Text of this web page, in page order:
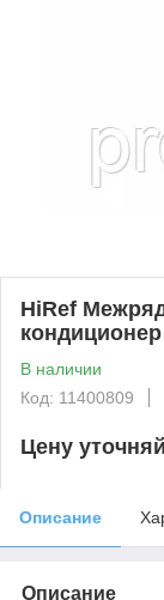
HiRef
В наличии
Код: 11400809
Цену
Описание
Описание